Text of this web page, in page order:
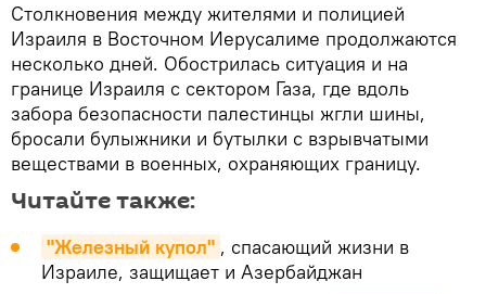
Столкновения между жителями и полицией
Израиля в Восточном Иерусалиме продолжаются
несколько дней. Обострилась ситуация и на
границе Израиля с сектором Газа, где вдоль
забора безопасности палестинцы жгли шины,
бросали булыжники и бутылки с взрывчатыми
веществами в военных, охраняющих границу.
Читайте также:
"Железный купол" , спасающий жизни в
Израиле, защищает и Азербайджан